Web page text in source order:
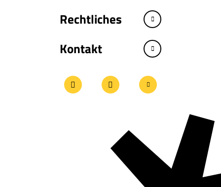
Rechtliches
Kontakt